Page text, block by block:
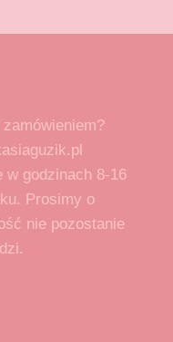
w godzinach 8-16
Prosimy o
nie pozostanie